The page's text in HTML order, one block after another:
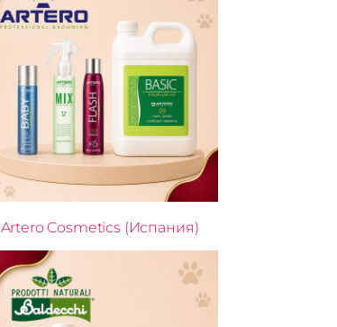
Artero Cosmetics (Испания)